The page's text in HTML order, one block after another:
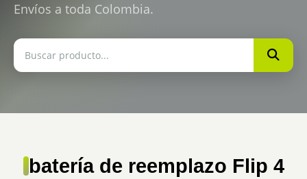
Envíos a toda Colombia.
batería de reemplazo Flip 4